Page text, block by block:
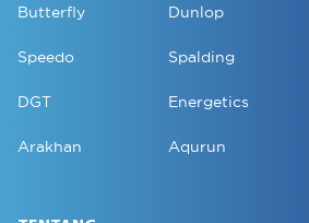
Butterfly Dunlop
Speedo Spalding
DGT Energetics
Arakhan Aqurun